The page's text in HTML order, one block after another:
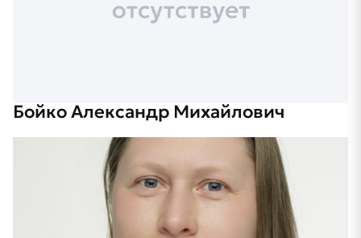
Бойко Александр Михайлович